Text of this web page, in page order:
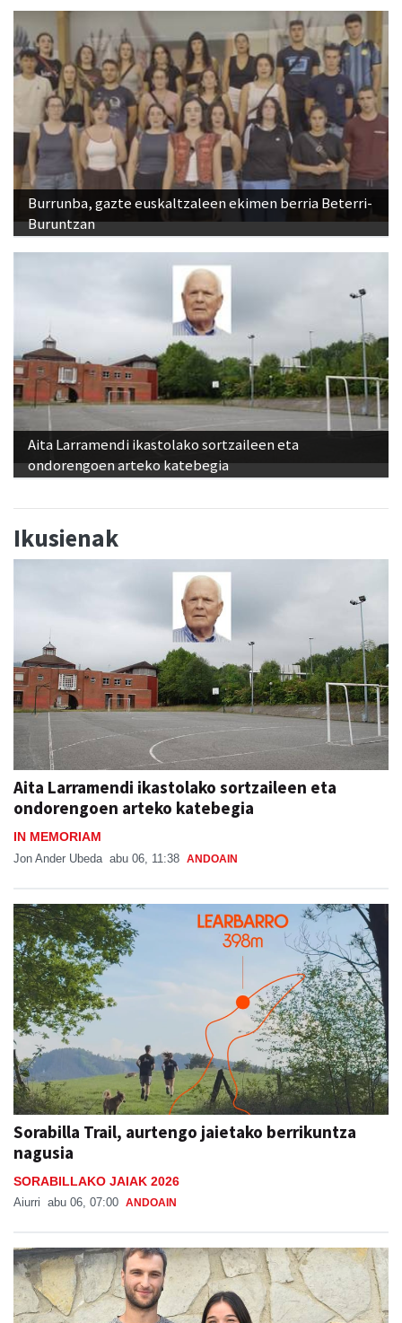
Burrunba, gazte euskaltzaleen ekimen berria Beterri-
Buruntzan
Aita Larramendi ikastolako sortzaileen eta
ondorengoen arteko katebegia
Ikusienak
Aita Larramendi ikastolako sortzaileen eta
ondorengoen arteko katebegia
IN MEMORIAM
Jon Ander Ubeda abu 06, 11:38 ANDOAIN
Sorabilla Trail, aurtengo jaietako berrikuntza
nagusia
SORABILLAKO JAIAK 2026
Aiurri abu 06, 07:00 ANDOAIN